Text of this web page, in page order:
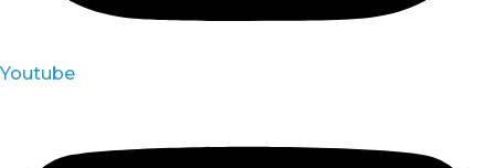
Youtube